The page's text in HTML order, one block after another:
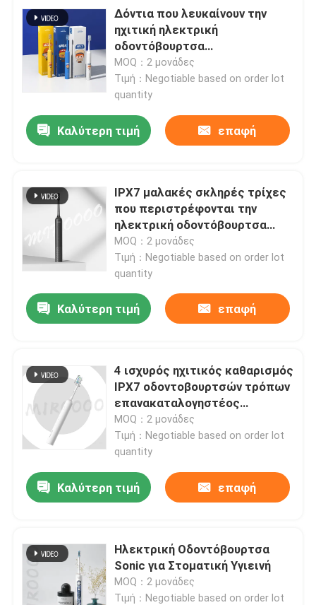
Δόντια που λευκαίνουν την
ηχιτική ηλεκτρική
οδοντόβουρτσα
επανακαταλογηστέο
αδιάβροχο IPX7
MOQ：2 μονάδες
Τιμή：Negotiable based on order lot
quantity
Καλύτερη τιμή επαφή
IPX7 μαλακές σκληρές τρίχες
που περιστρέφονται την
ηλεκτρική οδοντόβουρτσα
επανακαταλογηστέα για την
προστασία γόμμας
MOQ：2 μονάδες
Τιμή：Negotiable based on order lot
quantity
Καλύτερη τιμή επαφή
4 ισχυρός ηχιτικός καθαρισμός
IPX7 οδοντοβουρτσών τρόπων
επανακαταλογηστέος
ηλεκτρικός αδιάβροχος
MOQ：2 μονάδες
Τιμή：Negotiable based on order lot
quantity
Καλύτερη τιμή επαφή
Ηλεκτρική Οδοντόβουρτσα
Sonic για Στοματική Υγιεινή
MOQ：2 μονάδες
Τιμή：Negotiable based on order lot